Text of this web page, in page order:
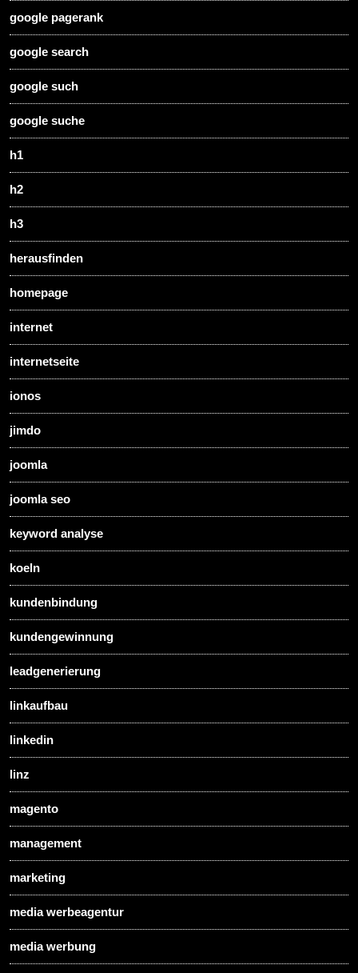
google pagerank
google search
google such
google suche
h1
h2
h3
herausfinden
homepage
internet
internetseite
ionos
jimdo
joomla
joomla seo
keyword analyse
koeln
kundenbindung
kundengewinnung
leadgenerierung
linkaufbau
linkedin
linz
magento
management
marketing
media werbeagentur
media werbung